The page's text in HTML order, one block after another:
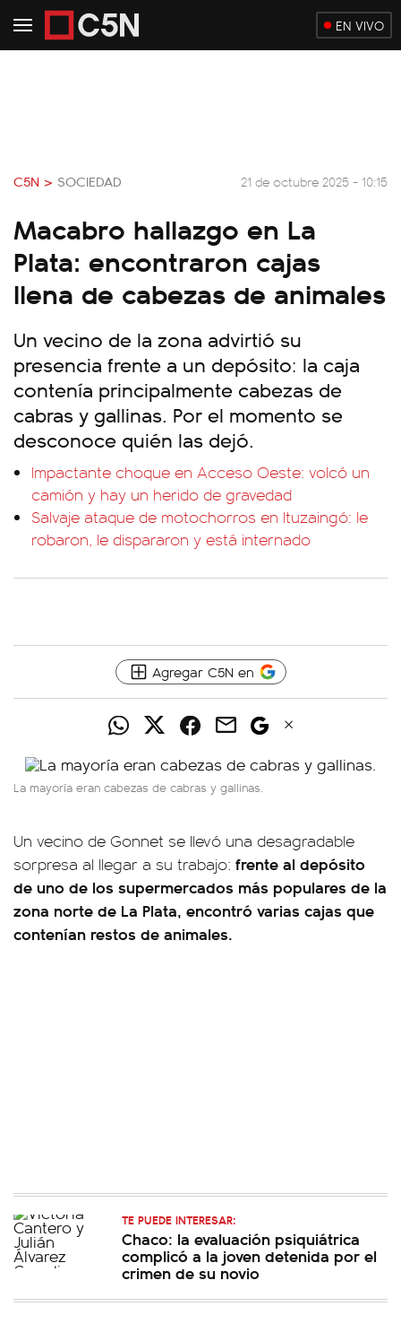
EN VIVO
C5N > SOCIEDAD 21 de octubre 2025 - 10:15
Macabro hallazgo en La
Plata: encontraron cajas
llena de cabezas de animales
Un vecino de la zona advirtió su
presencia frente a un depósito: la caja
contenía principalmente cabezas de
cabras y gallinas. Por el momento se
desconoce quién las dejó.
Impactante choque en Acceso Oeste: volcó un
camión y hay un herido de gravedad
Salvaje ataque de motochorros en Ituzaingó: le
robaron, le dispararon y está internado
Agregar C5N en
La mayoría eran cabezas de cabras y gallinas.
Un vecino de Gonnet se llevó una desagradable
sorpresa al llegar a su trabajo: frente al depósito
de uno de los supermercados más populares de la
zona norte de La Plata, encontró varias cajas que
contenían restos de animales.
TE PUEDE INTERESAR:
Chaco: la evaluación psiquiátrica
complicó a la joven detenida por el
crimen de su novio